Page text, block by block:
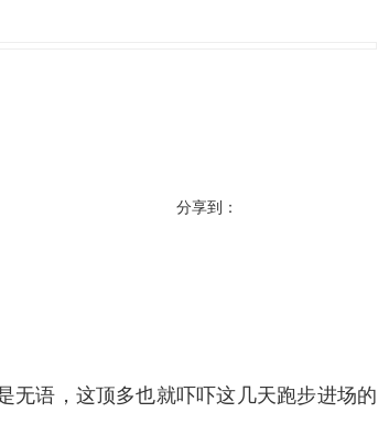
分享到：
语，这顶多也就吓吓这几天跑步进场的